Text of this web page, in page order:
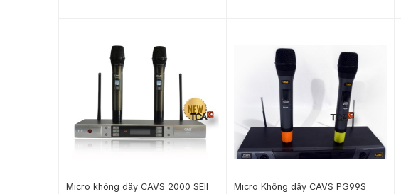
Micro không dây CAVS 2000 SEII Micro Không dây CAVS PG99S